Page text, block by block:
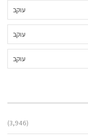
עוקב
עוקב
עוקב
(3,946)